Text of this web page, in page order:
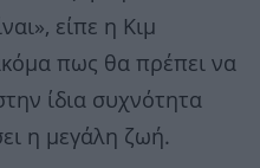
είπε η Κιμ
πως θα πρέπει να
ίδια συχνότητα
η μεγάλη ζωή.